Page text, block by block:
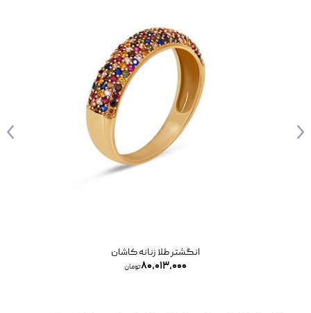
انگشتر طلا زنانه کاشان
۸۰,۰۱۳,۰۰۰تومان